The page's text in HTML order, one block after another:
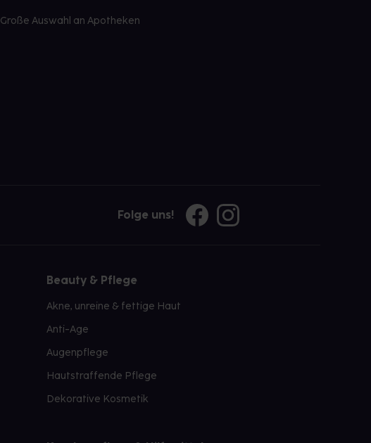
Große Auswahl an Apotheken
Folge uns!
Beauty & Pflege
Akne, unreine & fettige Haut
Anti-Age
Augenpflege
Hautstraffende Pflege
Dekorative Kosmetik